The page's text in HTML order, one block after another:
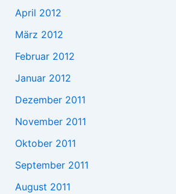
April 2012
März 2012
Februar 2012
Januar 2012
Dezember 2011
November 2011
Oktober 2011
September 2011
August 2011